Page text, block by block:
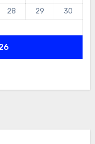
28 29
30